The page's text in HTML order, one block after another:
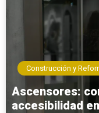
Construcción y
Ascensores:
accesibilidad